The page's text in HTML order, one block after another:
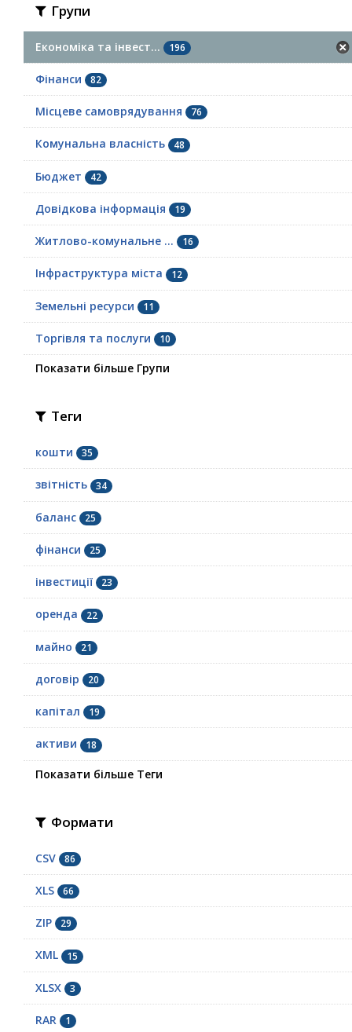
Групи
Економіка та інвест... 196
Фінанси 82
Місцеве самоврядування 76
Комунальна власність 48
Бюджет 42
Довідкова інформація 19
Житлово-комунальне ... 16
Інфраструктура міста 12
Земельні ресурси 11
Торгівля та послуги 10
Показати більше Групи
Теги
кошти 35
звітність 34
баланс 25
фінанси 25
інвестиції 23
оренда 22
майно 21
договір 20
капітал 19
активи 18
Показати більше Теги
Формати
CSV 86
XLS 66
ZIP 29
XML 15
XLSX 3
RAR 1